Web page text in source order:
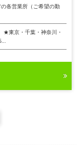
各営業所（ご希望の勤
★東京・千葉・神奈川・